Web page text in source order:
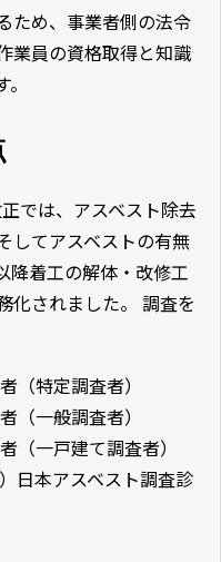
ため、事業者側の法令
業員の資格取得と知識
では、アスベスト除去
してアスベストの有無
降着工の解体・改修工
化されました。 調査を
（特定調査者）
（一般調査者）
（一戸建て調査者）
日本アスベスト調査診